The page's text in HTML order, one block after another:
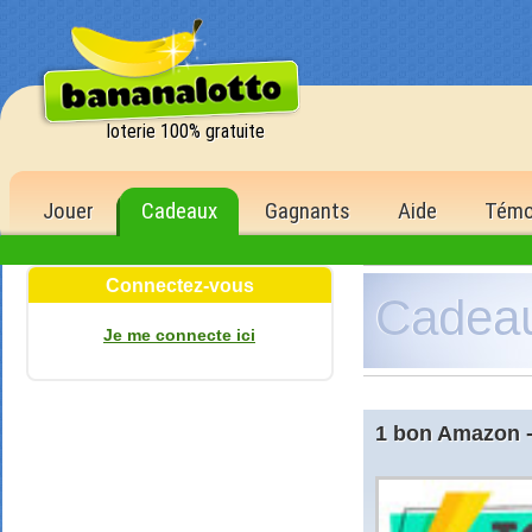
loterie 100% gratuite
Jouer Cadeaux Gagnants Aide
Connectez-vous
Je me connecte ici
1 bon Amazon